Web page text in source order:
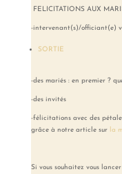
FELICITATIONS AUX
-intervenant(s)/officiant(e)
SORTIE
-des mariés : en premier ?
-des invités
-félicitations avec des
grâce à notre article sur la
Si vous souhaitez vous